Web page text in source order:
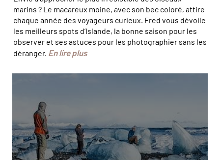
marins ? Le macareux moine, avec son bec coloré, attire
chaque année des voyageurs curieux. Fred vous dévoile
les meilleurs spots d’Islande, la bonne saison pour les
observer et ses astuces pour les photographier sans les
déranger. En lire plus